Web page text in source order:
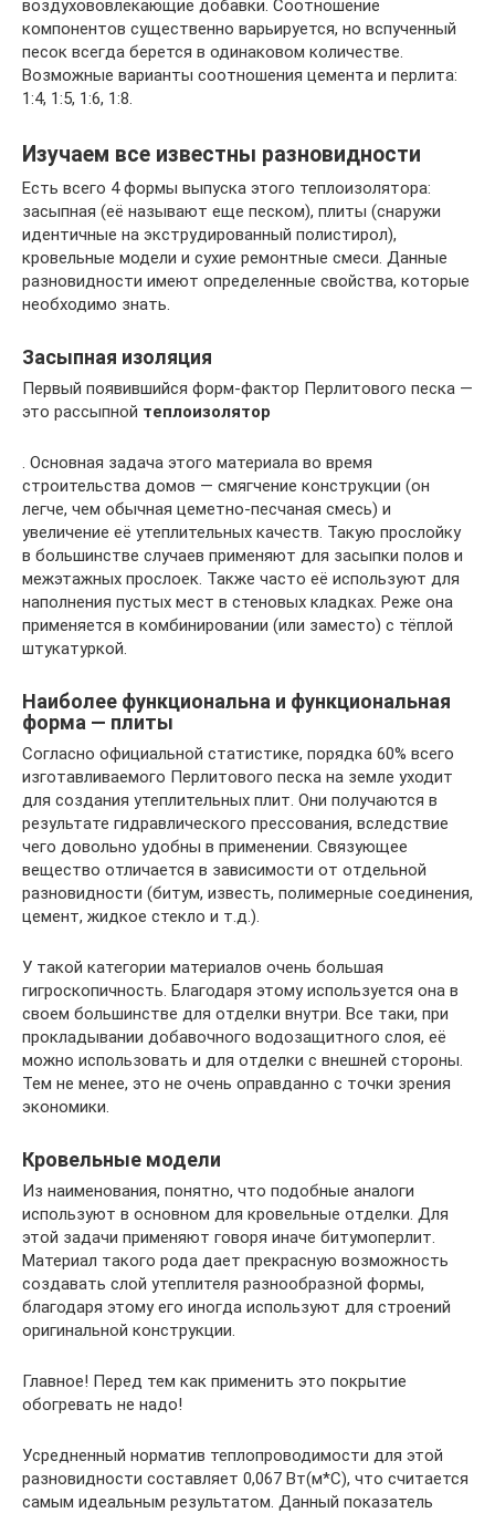
воздухововлекающие добавки. Соотношение
компонентов существенно варьируется, но вспученный
песок всегда берется в одинаковом количестве.
Возможные варианты соотношения цемента и перлита:
1:4, 1:5, 1:6, 1:8.
Изучаем все известны разновидности
Есть всего 4 формы выпуска этого теплоизолятора:
засыпная (её называют еще песком), плиты (снаружи
идентичные на экструдированный полистирол),
кровельные модели и сухие ремонтные смеси. Данные
разновидности имеют определенные свойства, которые
необходимо знать.
Засыпная изоляция
Первый появившийся форм-фактор Перлитового песка —
это рассыпной теплоизолятор
. Основная задача этого материала во время
строительства домов — смягчение конструкции (он
легче, чем обычная цеметно-песчаная смесь) и
увеличение её утеплительных качеств. Такую прослойку
в большинстве случаев применяют для засыпки полов и
межэтажных прослоек. Также часто её используют для
наполнения пустых мест в стеновых кладках. Реже она
применяется в комбинировании (или заместо) с тёплой
штукатуркой.
Наиболее функциональна и функциональная
форма — плиты
Согласно официальной статистике, порядка 60% всего
изготавливаемого Перлитового песка на земле уходит
для создания утеплительных плит. Они получаются в
результате гидравлического прессования, вследствие
чего довольно удобны в применении. Связующее
вещество отличается в зависимости от отдельной
разновидности (битум, известь, полимерные соединения,
цемент, жидкое стекло и т.д.).
У такой категории материалов очень большая
гигроскопичность. Благодаря этому используется она в
своем большинстве для отделки внутри. Все таки, при
прокладывании добавочного водозащитного слоя, её
можно использовать и для отделки с внешней стороны.
Тем не менее, это не очень оправданно с точки зрения
экономики.
Кровельные модели
Из наименования, понятно, что подобные аналоги
используют в основном для кровельные отделки. Для
этой задачи применяют говоря иначе битумоперлит.
Материал такого рода дает прекрасную возможность
создавать слой утеплителя разнообразной формы,
благодаря этому его иногда используют для строений
оригинальной конструкции.
Главное! Перед тем как применить это покрытие
обогревать не надо!
Усредненный норматив теплопроводимости для этой
разновидности составляет 0,067 Вт(м*С), что считается
самым идеальным результатом. Данный показатель